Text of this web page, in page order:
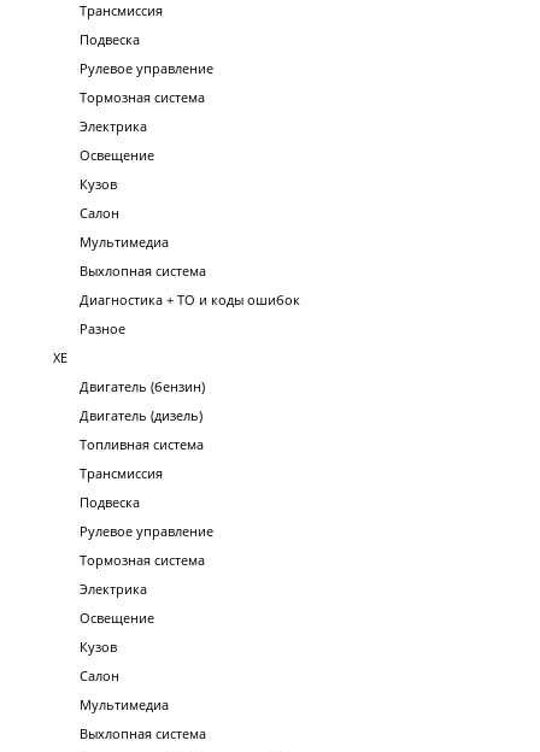
Трансмиссия
Подвеска
Рулевое управление
Тормозная система
Электрика
Освещение
Кузов
Салон
Мультимедиа
Выхлопная система
Диагностика + ТО и коды ошибок
Разное
XE
Двигатель (бензин)
Двигатель (дизель)
Топливная система
Трансмиссия
Подвеска
Рулевое управление
Тормозная система
Электрика
Освещение
Кузов
Салон
Мультимедиа
Выхлопная система